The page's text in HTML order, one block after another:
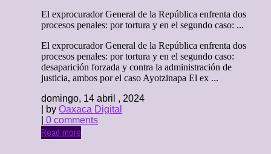
El exprocurador General de la República enfrenta dos
procesos penales: por tortura y en el segundo caso: ...
El exprocurador General de la República enfrenta dos
procesos penales: por tortura y en el segundo caso:
desaparición forzada y contra la administración de
justicia, ambos por el caso Ayotzinapa El ex ...
domingo, 14 abril , 2024
| by Oaxaca Digital
0 comments
Read more